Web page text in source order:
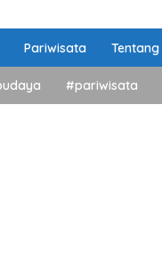
Pariwisata Tentang
#pariwisata